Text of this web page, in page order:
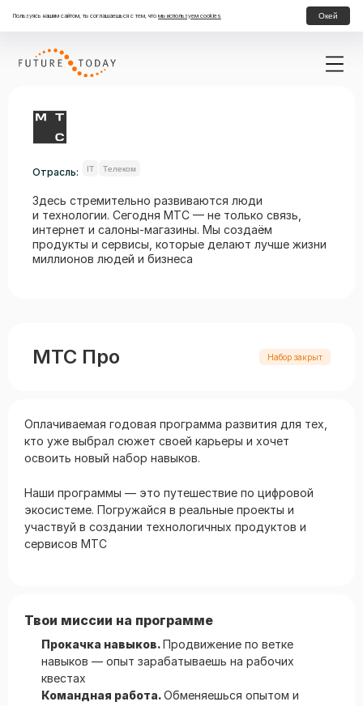
Пользуясь нашим сайтом, ты соглашаешься с тем, что мы используем cookies Окей
Отрасль: IT Телеком
Здесь стремительно развиваются люди
и технологии. Сегодня МТС — не только связь,
интернет и салоны-магазины. Мы создаём
продукты и сервисы, которые делают лучше жизни
миллионов людей и бизнеса
МТС Про Набор закрыт
Оплачиваемая годовая программа развития для тех,
кто уже выбрал сюжет своей карьеры и хочет
освоить новый набор навыков.
Наши программы — это путешествие по цифровой
экосистеме. Погружайся в реальные проекты и
участвуй в создании технологичных продуктов и
сервисов МТС
Твои миссии на программе
Прокачка навыков.Продвижение по ветке
навыков — опыт зарабатываешь на рабочих
квестах
Командная работа.Обменяешься опытом и